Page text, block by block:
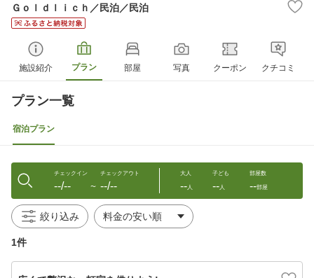
Ｇｏｌｄｌｉｃｈ／民泊／民泊
施設紹介 プラン 部屋 写真 クーポン クチコミ
プラン一覧
宿泊プラン
チェックイン
--/-- 〜
チェックアウト
--/--
大人
--人
子ども
--人
部屋数
--部屋
絞り込み
1件